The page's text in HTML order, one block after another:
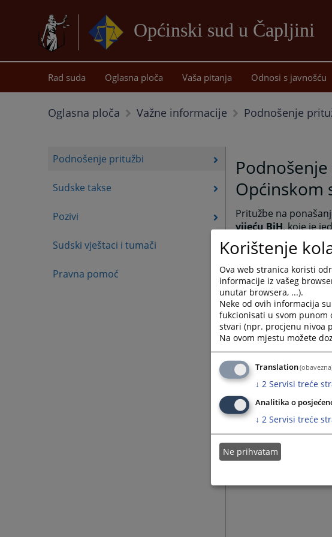
Općinski sud u Čapljini
Rad suda Oglasna ploča Vaša pitanja Odnosi s javnošću
Oglasna ploča Važne informacije Podnošenje
Podnošenje pritužbi
Sudske takse
Pozivi
Sudski vještaci i tumači
Pravna pomoć
Općinskom
Pritužbe na
vijeću BiH, koje je
Ostale predstavke,
Općinskom sudu u
pisarni suda.
Korištenje
Ova web stranica koristi
informacije iz vašeg
unutar browsera, ...).
Neke od ovih informacija
fukcionisati u svom punom
stvari (npr. procjenu nivoa
Na ovom mjestu možete
Translation
↓ 2 Servisi treće
Analitika o
↓ 2 Servisi treće
Ne prihvatam